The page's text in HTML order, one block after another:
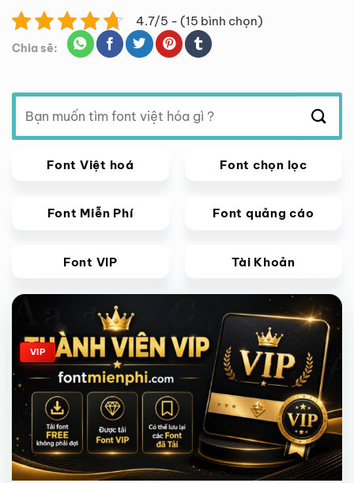
4.7/5 - (15 bình chọn)
Chia sẽ:
Tìm
kiếm:
Font Việt hoá Font chọn lọc
Font Miễn Phí Font quảng cáo
Font VIP Tài Khoản
Giảm giá!
VIP